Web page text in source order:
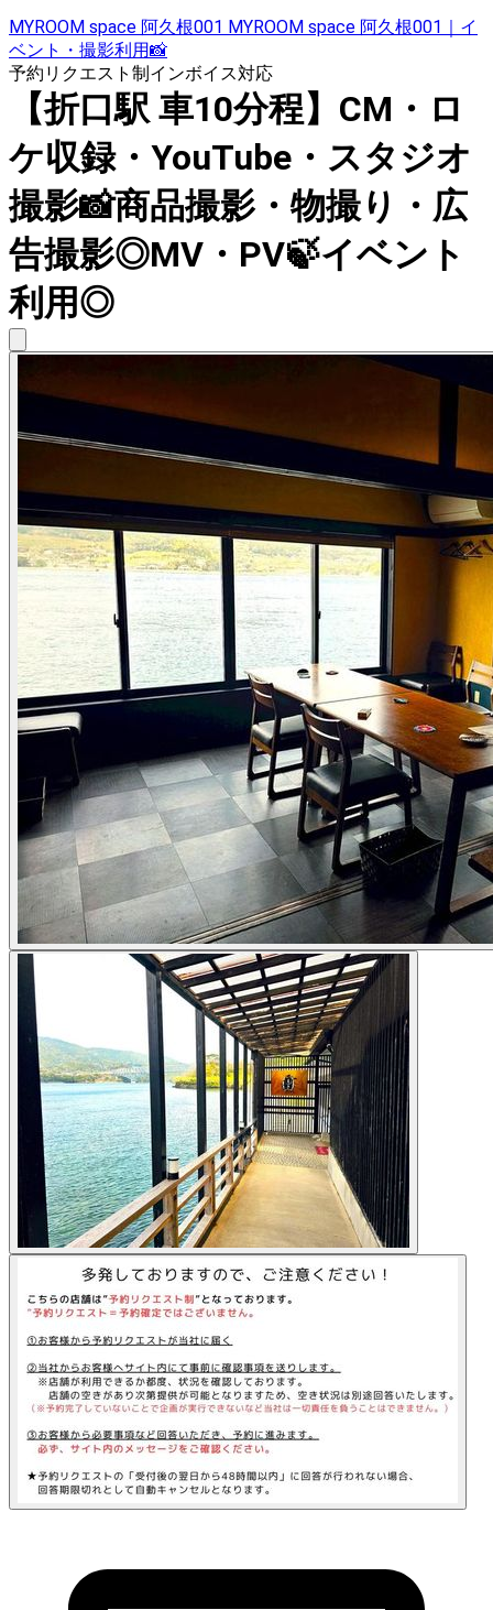
MYROOM space 阿久根001 MYROOM space 阿久根001｜イ
ベント・撮影利用📸
予約リクエスト制インボイス対応
【折口駅 車10分程】CM・ロ
ケ収録・YouTube・スタジオ
撮影📸商品撮影・物撮り・広
告撮影◎MV・PV🍃イベント
利用◎